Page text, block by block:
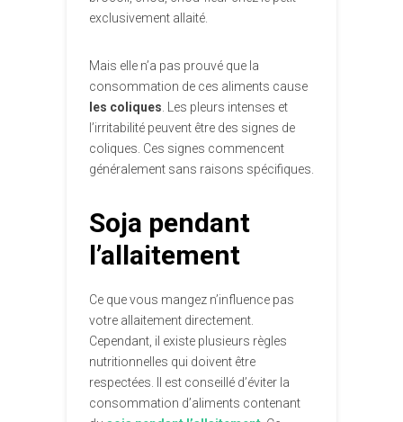
exclusivement allaité.
Mais elle n’a pas prouvé que la
consommation de ces aliments cause
les coliques. Les pleurs intenses et
l’irritabilité peuvent être des signes de
coliques. Ces signes commencent
généralement sans raisons spécifiques.
Soja pendant
l’allaitement
Ce que vous mangez n’influence pas
votre allaitement directement.
Cependant, il existe plusieurs règles
nutritionnelles qui doivent être
respectées. Il est conseillé d’éviter la
consommation d’aliments contenant